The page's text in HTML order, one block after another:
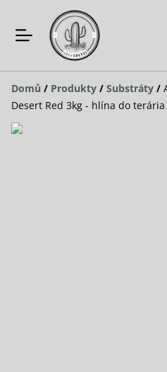
Domů / Produkty / Substráty /
Desert Red 3kg - hlína do terária